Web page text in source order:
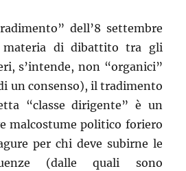
dell’8 settembre
materia di dibattito tra gli
s’intende, non “organici”
un consenso), il tradimento
“classe dirigente” è un
malcostume politico foriero
per chi deve subirne le
(dalle quali sono